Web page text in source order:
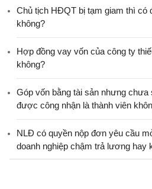
Chủ tịch HĐQT bị tạm giam thì có
không?
Hợp đồng vay vốn của công ty
không?
Góp vốn bằng tài sản nhưng
được công nhận là thành viên
NLĐ có quyền nộp đơn yêu cầu
doanh nghiệp chậm trả lương hay